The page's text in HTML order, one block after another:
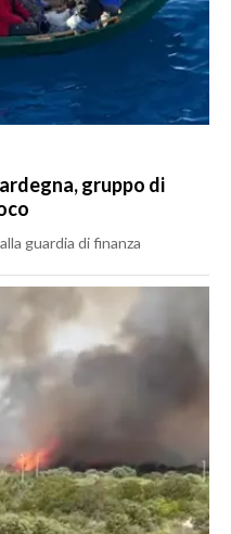
gruppo di
guardia di finanza